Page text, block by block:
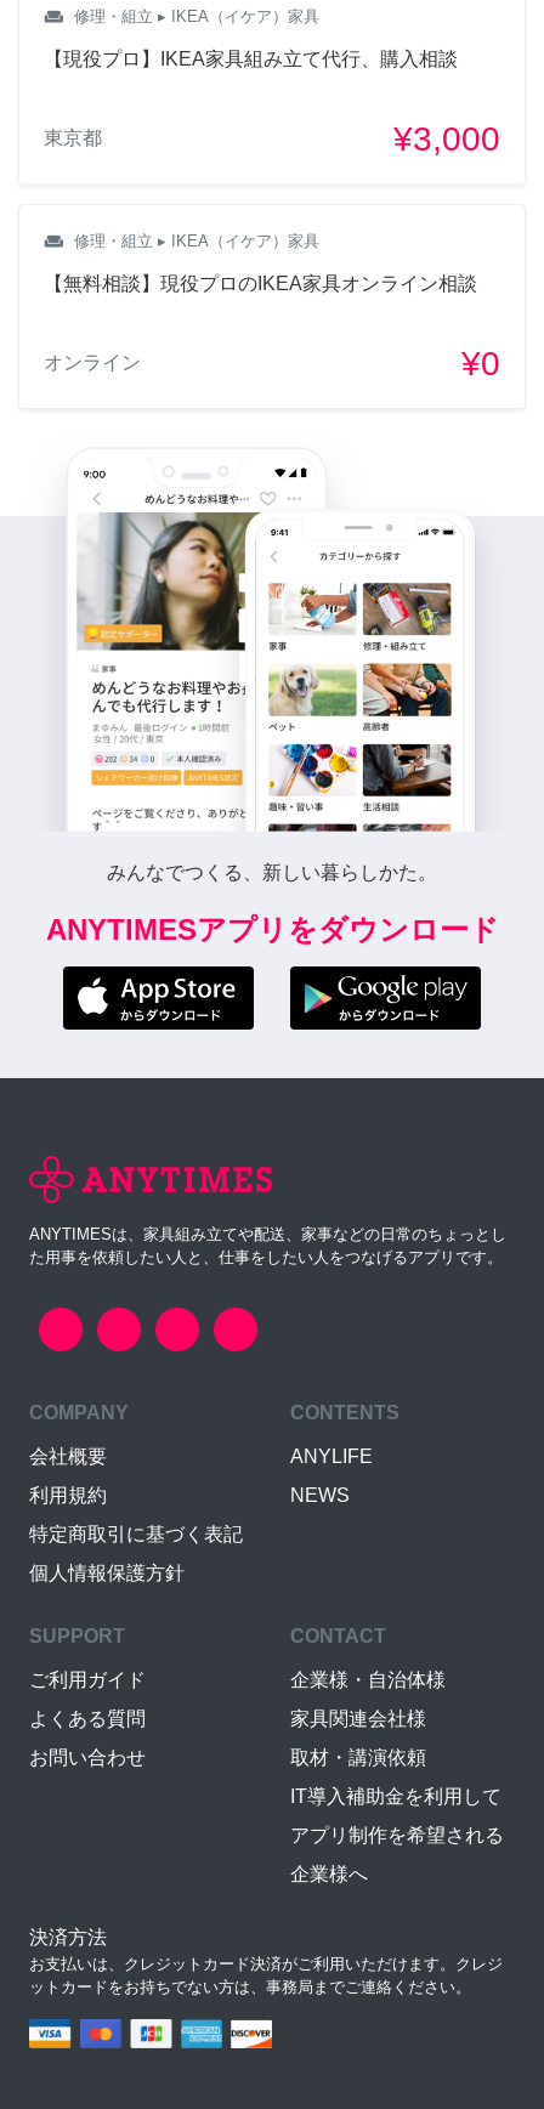
weekend 修理・組立 ▸ IKEA（イケア）家具
【現役プロ】IKEA家具組み立て代行、購入相談
東京都 ¥3,000
weekend 修理・組立 ▸ IKEA（イケア）家具
【無料相談】現役プロのIKEA家具オンライン相談
オンライン ¥0
みんなでつくる、新しい暮らしかた。
ANYTIMESアプリをダウンロード
ANYTIMESは、家具組み立てや配送、家事などの日常のちょっとし
た用事を依頼したい人と、仕事をしたい人をつなげるアプリです。
COMPANY
会社概要
利用規約
特定商取引に基づく表記
個人情報保護方針
CONTENTS
ANYLIFE
NEWS
SUPPORT
ご利用ガイド
よくある質問
お問い合わせ
CONTACT
企業様・自治体様
家具関連会社様
取材・講演依頼
IT導入補助金を利用して
アプリ制作を希望される
企業様へ
決済方法
お支払いは、クレジットカード決済がご利用いただけます。クレジ
ットカードをお持ちでない方は、事務局までご連絡ください。